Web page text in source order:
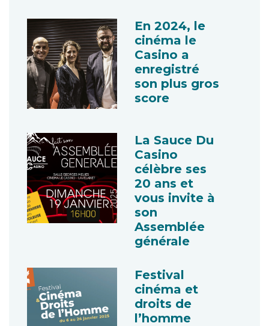
En 2024, le
cinéma le
Casino a
enregistré
son plus gros
score
La Sauce Du
Casino
célèbre ses
20 ans et
vous invite à
son
Assemblée
générale
Festival
cinéma et
droits de
l’homme